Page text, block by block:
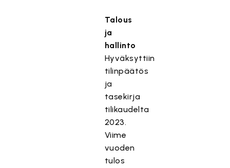
Talous
ja
hallinto
Hyväksyttiin
tilinpäätös
ja
tasekirja
tilikaudelta
2023.
Viime
vuoden
tulos